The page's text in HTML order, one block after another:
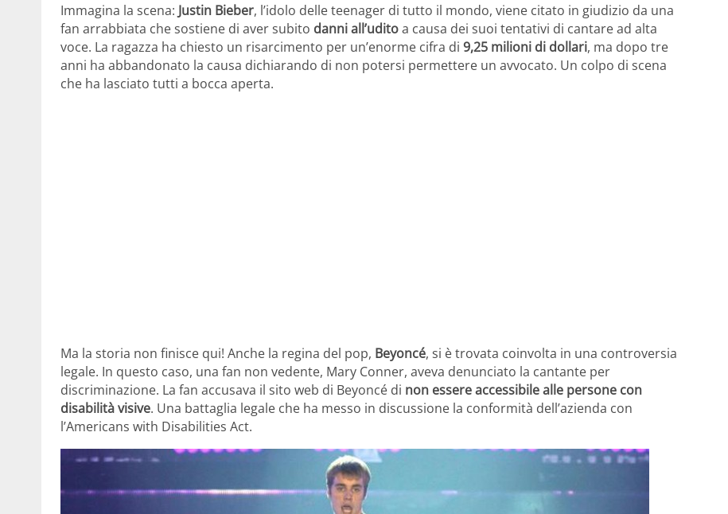
Immagina la scena: Justin Bieber, l’idolo delle teenager di tutto il mondo, viene citato in giudizio da una
fan arrabbiata che sostiene di aver subito danni all’uditoa causa dei suoi tentativi di cantare ad alta
voce. La ragazza ha chiesto un risarcimento per un’enorme cifra di 9,25 milioni di dollari, ma dopo tre
anni ha abbandonato la causa dichiarando di non potersi permettere un avvocato. Un colpo di scena
che ha lasciato tutti a bocca aperta.
Ma la storia non finisce qui! Anche la regina del pop, Beyoncé, si è trovata coinvolta in una controversia
legale. In questo caso, una fan non vedente, Mary Conner, aveva denunciato la cantante per
discriminazione. La fan accusava il sito web di Beyoncé di non essere accessibile alle persone con
disabilità visive. Una battaglia legale che ha messo in discussione la conformità dell’azienda con
l’Americans with Disabilities Act.